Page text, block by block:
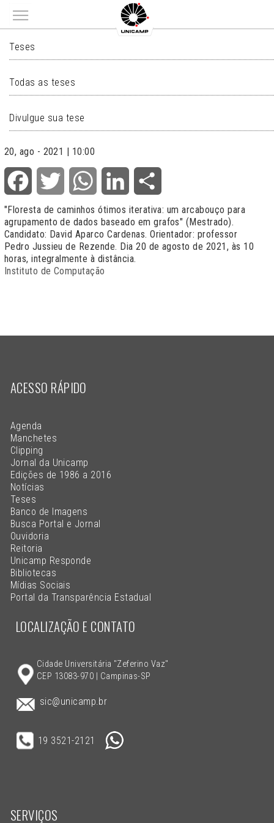
Main menu
TESES
Teses
Todas as teses
Divulgue sua tese
20, ago - 2021 | 10:00
Facebook Twitter WhatsApp LinkedIn
"Floresta de caminhos ótimos iterativa: um arcabouço para
agrupamento de dados baseado em grafos" (Mestrado).
Candidato: David Aparco Cardenas. Orientador: professor
Pedro Jussieu de Rezende. Dia 20 de agosto de 2021, às 10
horas, integralmente à distância.
Instituto de Computação
ACESSO RÁPIDO
Agenda
Manchetes
Clipping
Jornal da Unicamp
Edições de 1986 a 2016
Notícias
Teses
Banco de Imagens
Busca Portal e Jornal
Ouvidoria
Reitoria
Unicamp Responde
Bibliotecas
Mídias Sociais
Portal da Transparência Estadual
LOCALIZAÇÃO E CONTATO
Cidade Universitária "Zeferino Vaz"
CEP 13083-970 | Campinas-SP
sic@unicamp.br
19 3521-2121
SERVIÇOS